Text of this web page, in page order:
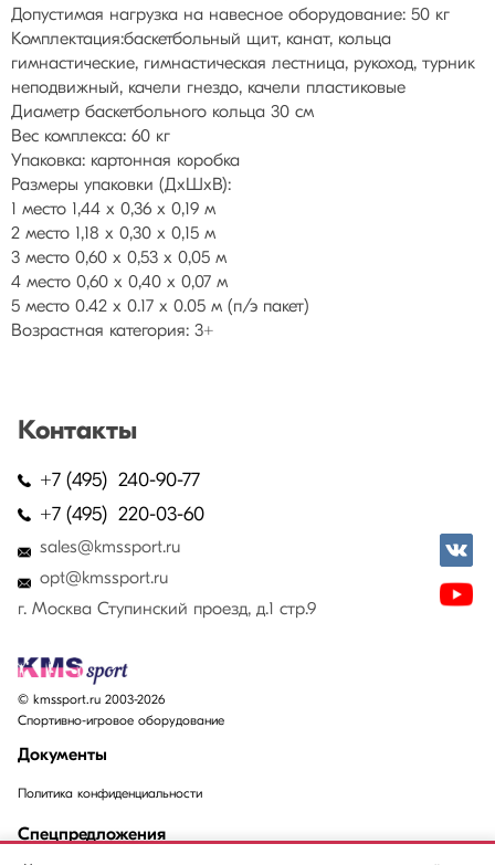
Допустимая нагрузка на навесное оборудование: 50 кг
Комплектация:баскетбольный щит, канат, кольца
гимнастические, гимнастическая лестница, рукоход, турник
неподвижный, качели гнездо, качели пластиковые
Диаметр баскетбольного кольца 30 см
Вес комплекса: 60 кг
Упаковка: картонная коробка
Размеры упаковки (ДхШхВ):
1 место 1,44 х 0,36 х 0,19 м
2 место 1,18 х 0,30 х 0,15 м
3 место 0,60 х 0,53 х 0,05 м
4 место 0,60 х 0,40 х 0,07 м
5 место 0.42 х 0.17 х 0.05 м (п/э пакет)
Возрастная категория: 3+
Контакты
+7 (495) 240-90-77
+7 (495) 220-03-60
sales@kmssport.ru
opt@kmssport.ru
г. Москва Ступинский проезд, д.1 стр.9
© kmssport.ru 2003-2026
Спортивно-игровое оборудование
Документы
Политика конфиденциальности
Спецпредложения